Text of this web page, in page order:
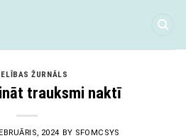
ŽURNĀLS
trauksmi naktī
2024 BY SFOMCSYS